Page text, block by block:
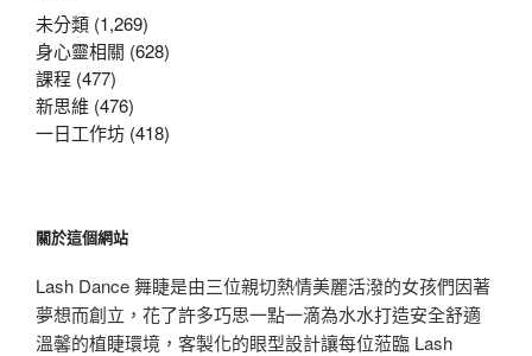
字:
未分類 (1,269)
身心靈相關 (628)
課程 (477)
新思維 (476)
一日工作坊 (418)
關於這個網站
Lash Dance 舞睫是由三位親切熱情美麗活潑的女孩們因著
夢想而創立，花了許多巧思一點一滴為水水打造安全舒適
溫馨的植睫環境，客製化的眼型設計讓每位蒞臨 Lash